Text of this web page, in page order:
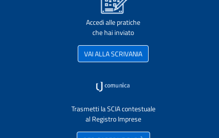
Accedi alle pratiche
che hai inviato
VAI ALLA SCRIVANIA
Trasmetti la SCIA contestuale
al Registro Imprese